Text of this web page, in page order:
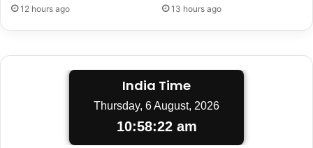
12 hours ago 13 hours ago
India Time
Thursday, 6 August, 2026
10:58:22 am